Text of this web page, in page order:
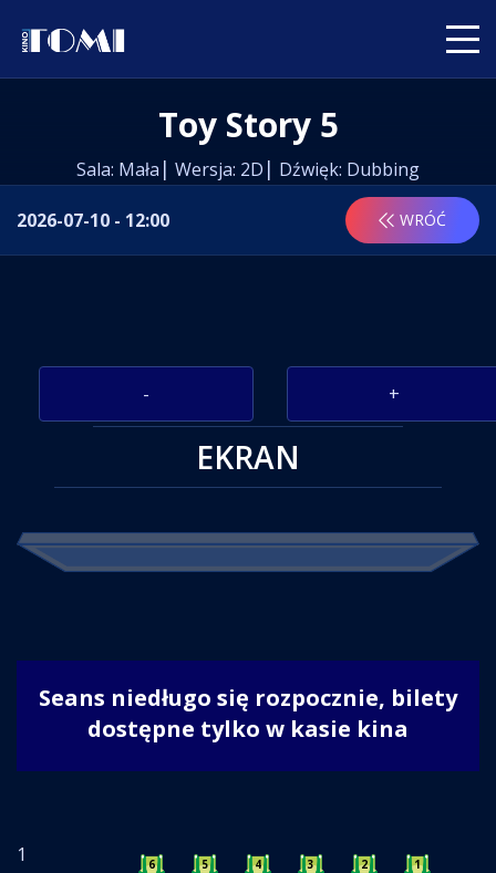
Toy Story 5
Sala: Mała Wersja: 2D Dźwięk: Dubbing
WRÓĆ
2026-07-10 - 12:00
- +
EKRAN
Seans niedługo się rozpocznie, bilety
dostępne tylko w kasie kina
1 6 5 4 3 2 1